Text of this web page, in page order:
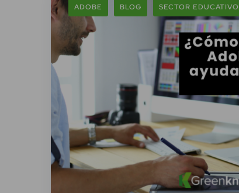
ADOBE BLOG SECTOR EDUCATIVO